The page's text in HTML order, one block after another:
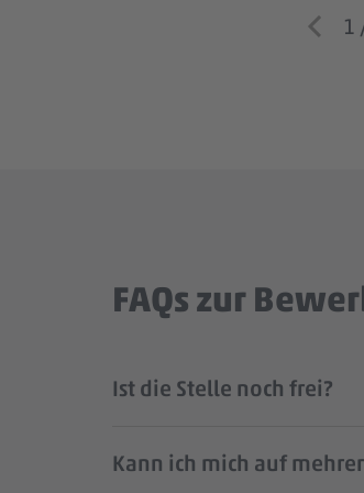
1
FAQs zur
Ist die Stelle noch frei?
Kann ich mich auf